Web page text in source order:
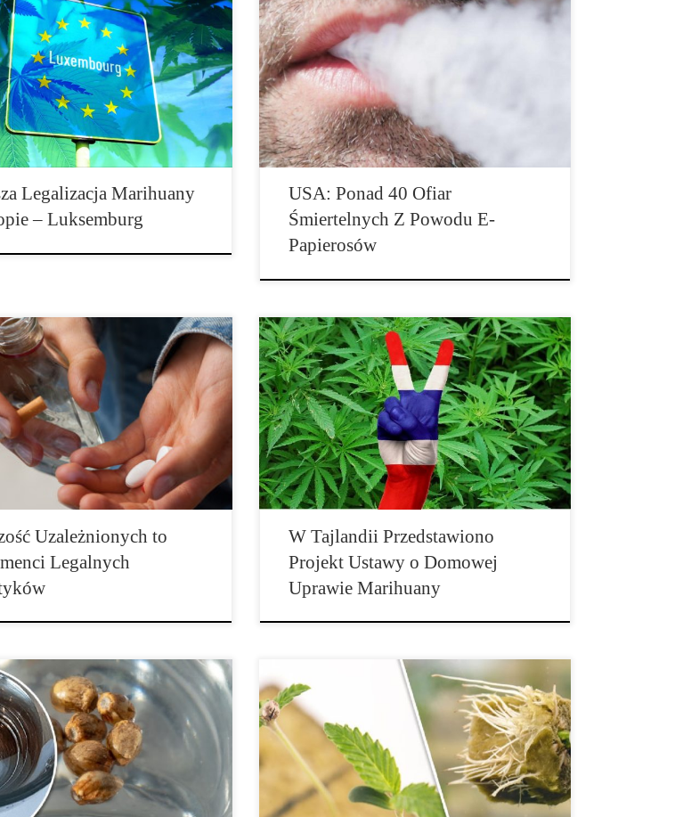
marihuany w Luksemburgu ma
dozwolona. Czy to dobry przykład
reszty Europy? Dla luksemburskich
nadchodzą trudne czasy. Nadal
marihuanę na dworcu kolejowym w
miasta, jednak już niedługo nadejdzie
dwa kilometry na północ, na […]
Legalizacja Marihuany
– Luksemburg
New York/Berlin – Rosnąca liczba przypadków i wciąż
brak w pełni wyjaśnionych przyczyn: Jak podaje
Amerykański urząd ds. zdrowia publicznego liczba
zgonów po użyciu e-papierosów w USA wynosi
obecnie 42. Ofiary pochodziły z 24 stanów USA.
Liczba chorych wzrosła do 2172 potwierdzonych
przypadków. Tydzień temu CDC zgłosiło 39 zabitych i
[…]
USA: Ponad 40 Ofiar
Śmiertelnych Z Powodu E-
Papierosów
co siódma osoba w Niemczech jest
co najmniej jednego narkotyku. W
jest to alkohol, tytoń lub
krajach rozwiniętych niemalże co drugi
jest popełniany pod wpływem alkoholu”
Andreas Heinz i Shuyan Liu z Kliniki
Charité w […]
Uzależnionych to
Legalnych
Sześć roślin w każdym gospodarstwie domowym do
celów medycznych. Tajlandia czyni obecnie duże
postępy jeśli chodzi o kwestię marihuany i jej
użytkowania medycznego. W grudniu 2018 roku
dopuszczono stosowanie rośliny konopi indyjskich do
celów leczniczych, a po dostarczeniu pierwszej partii
medycznej marihuany, wykorzystano dostępną
marihuanę, pochodzącą ze skonfiskowanych zapasów
do […]
W Tajlandii Przedstawiono
Projekt Ustawy o Domowej
Uprawie Marihuany
metod oraz czynników, na które
uwagę oraz które przeprowadzają,
rośliny dające pierwszej klasowe
skali. Takim czynnikiem,
jeszcze przed uprawą
sprawdzenie, z jakiej jakości nasionami
Nie ma żadnej wątpliwości, że
Większość hodowców marihuany mówiąc o stadium
siewki czy też sadzonki rośliny marihuany mają na
myśli fazę, w której kiełki rozwijają swoje pierwsze
„prawdziwe” liście. W porównaniu do listków
zarodkowych, które mają kształt owalny, drugi rząd
liści jest już podobny do liści marihuany, jakie znamy,
czyli o ząbkowanym brzegu, jednak rozwijają […]